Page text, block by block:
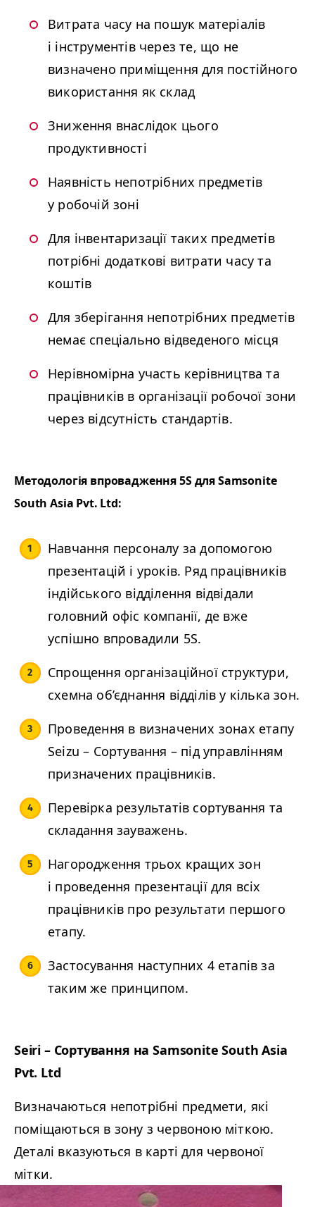
Витрата часу на пошук матеріалів
і інструментів через те, що не
визначено приміщення для постійного
використання як склад
Зниження внаслідок цього
продуктивності
Наявність непотрібних предметів
у робочій зоні
Для інвентаризації таких предметів
потрібні додаткові витрати часу та
коштів
Для зберігання непотрібних предметів
немає спеціально відведеного місця
Нерівномірна участь керівництва та
працівників в організації робочої зони
через відсутність стандартів.
Методологія впровадження5Sдля Sam­sonite
South Asia Pvt. Ltd:
Навчання персоналу за допомогою
презентацій і уроків. Ряд працівників
індійського відділення відвідали
головний офіс компанії, де вже
успішно впровадили 5S.
Спрощення організаційної структури,
схемна об’єднання відділів у кілька зон.
Проведення в визначених зонах етапу
Seizu – Сортування – під управлінням
призначених працівників.
Перевірка результатів сортування та
складання зауважень.
Нагородження трьох кращих зон
і проведення презентації для всіх
працівників про результати першого
етапу.
Застосування наступних 4 етапів за
таким же принципом.
Seiri – Сортування на Sam­sonite South Asia
Pvt. Ltd
Визначаються непотрібні предмети, які
поміщаються в зону з червоною міткою.
Деталі вказуються в карті для червоної
мітки.